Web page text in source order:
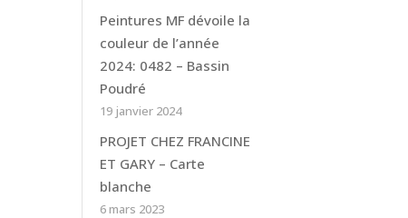
Peintures MF dévoile la
couleur de l’année
2024: 0482 – Bassin
Poudré
19 janvier 2024
PROJET CHEZ FRANCINE
ET GARY – Carte
blanche
6 mars 2023